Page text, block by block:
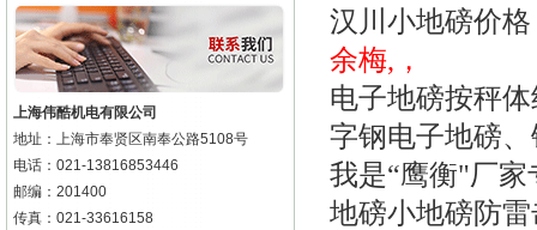
上海伟酷机电有限公司
地址：上海市奉贤区南奉公路5108号
电话：021-13816853446
邮编：201400
传真：021-33616158
汉川小地磅价格
余梅,，
电子地磅按秤
字钢电子地磅
我是“鹰衡"厂
地磅小地磅防